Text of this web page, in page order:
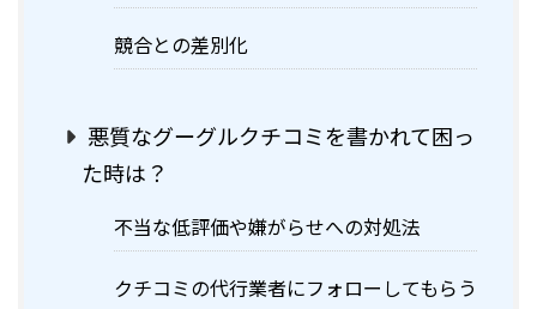
競合との差別化
悪質なグーグルクチコミを書かれて困っ
た時は？
不当な低評価や嫌がらせへの対処法
クチコミの代行業者にフォローしてもらう